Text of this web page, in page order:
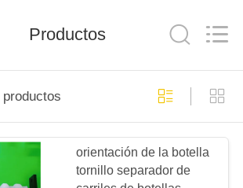
giran el
la botella el
el inversor
Productos
orientación de la botella
tornillo separador de